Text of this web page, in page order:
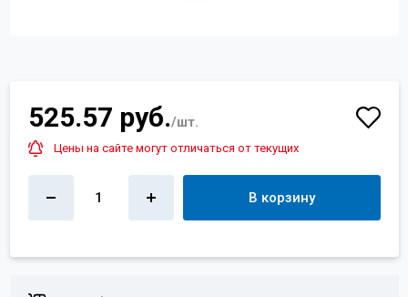
525.57 руб./шт.
Цены на сайте могут отличаться от текущих
1 В корзину